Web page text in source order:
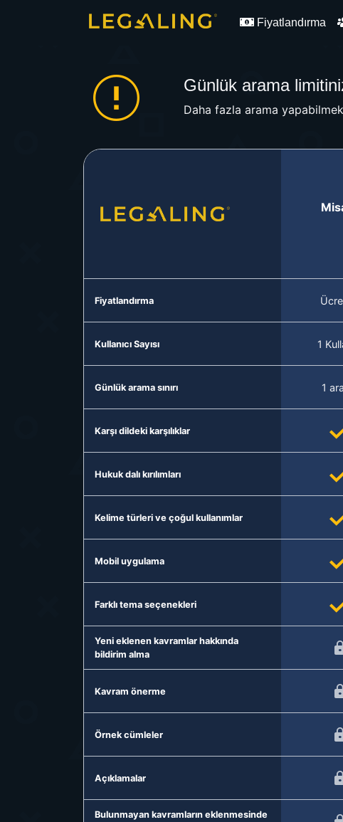
Fiyatlandırma
Günlük arama
Daha fazla arama
Fiyatlandırma
Kullanıcı Sayısı 1
Günlük arama sınırı 1
Karşı dildeki karşılıklar
Hukuk dalı kırılımları
Kelime türleri ve çoğul kullanımlar
Mobil uygulama
Farklı tema seçenekleri
Yeni eklenen kavramlar hakkında
bildirim alma
Kavram önerme
Örnek cümleler
Açıklamalar
Bulunmayan kavramların eklenmesinde